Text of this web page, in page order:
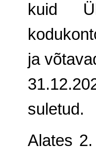
kuid
ja
suletud.
Alates